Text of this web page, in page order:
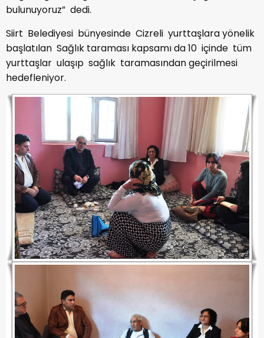
bulunuyoruz” dedi.
Siirt Belediyesi bünyesinde Cizreli yurttaşlara yönelik
başlatılan Sağlık taraması kapsamı da 10 içinde tüm
yurttaşlar ulaşıp sağlık taramasından geçirilmesi
hedefleniyor.